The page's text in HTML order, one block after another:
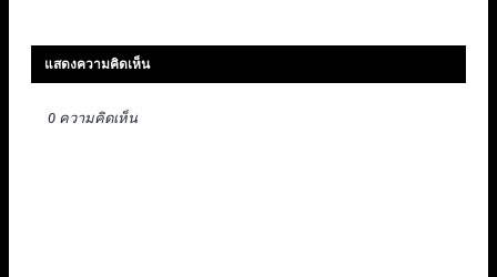
แสดงความคิดเห็น
0 ความคิดเห็น